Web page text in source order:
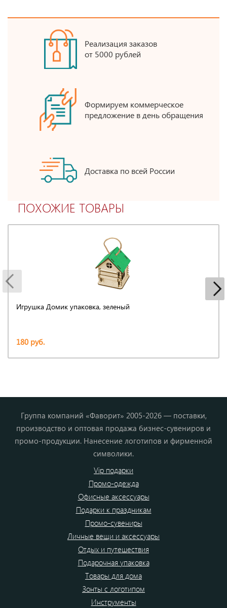
Реализация заказов
от 5000 рублей
Формируем коммерческое
предложение в день обращения
Доставка по всей России
ПОХОЖИЕ ТОВАРЫ
Игрушка Домик упаковка, зеленый
180 руб.
Группа компаний «Фаворит» 2005-2026 — поставки,
производство и оптовая продажа бизнес-сувениров и
промо-продукции. Нанесение логотипов и фирменной
символики.
Vip подарки
Промо-одежда
Офисные аксессуары
Подарки к праздникам
Промо-сувениры
Личные вещи и аксессуары
Отдых и путешествия
Подарочная упаковка
Товары для дома
Зонты с логотипом
Инструменты